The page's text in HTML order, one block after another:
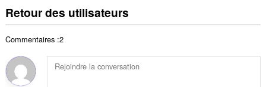
e
s
e
n
e
s
o
t
d
e
b
t
o
Retour des utilisateurs
Commentaires :2